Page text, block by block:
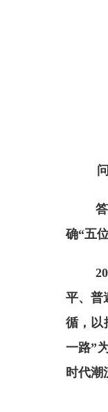
确“五
平、普
循，以
一路”
时代潮